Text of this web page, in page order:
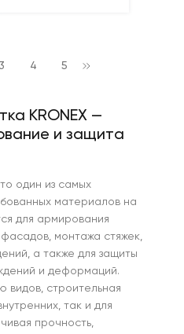
3 4 5
KRONEX —
и защита
один из самых
материалов на
для армирования
монтажа стяжек,
а также для защиты
и деформаций.
видов, строительная
так и для
прочность,